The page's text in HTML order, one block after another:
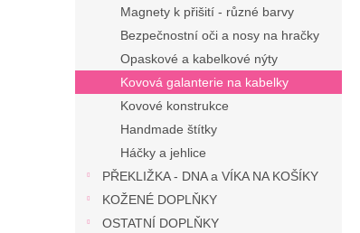
Magnety k přišití - různé barvy
Bezpečnostní oči a nosy na hračky
Opaskové a kabelkové nýty
Kovová galanterie na kabelky
Kovové konstrukce
Handmade štítky
Háčky a jehlice
PŘEKLIŽKA - DNA a VÍKA NA KOŠÍKY
KOŽENÉ DOPLŇKY
OSTATNÍ DOPLŇKY